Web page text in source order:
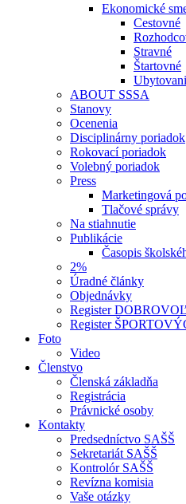
Ekonomické
Cestovné
Stravné
Štartovné
ABOUT SSSA
Stanovy
Ocenenia
Disciplinárny poriadok
Rokovací poriadok
Volebný poriadok
Press
Marketingová
Tlačové správy
Na stiahnutie
Publikácie
Časopis
2%
Úradné články
Objednávky
Register
Register
Foto
Video
Členstvo
Členská základňa
Registrácia
Právnické osoby
Kontakty
Predsedníctvo SAŠŠ
Sekretariát SAŠŠ
Kontrolór SAŠŠ
Revízna komisia
Vaše otázky